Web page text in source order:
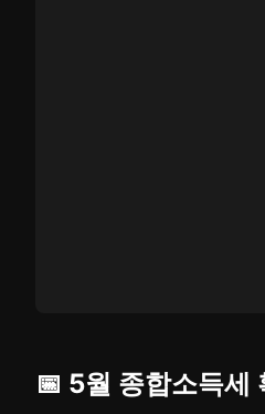
📅 5월 종합소득세